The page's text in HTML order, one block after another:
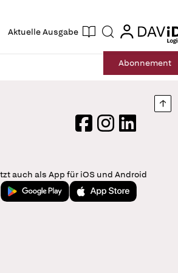
Aktuelle Ausgabe Suche login
login
Abonnement
FacebookInstagram
LinkedIn
auch als App für iOS und Android
Jetzt bei Google PlayLaden im App Store